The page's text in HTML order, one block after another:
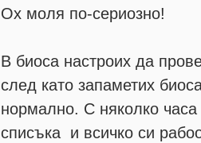
Ох моля по-сериозно!
В биоса настроих да
след като запаметих
нормално. С няколко
списъка и всичко си